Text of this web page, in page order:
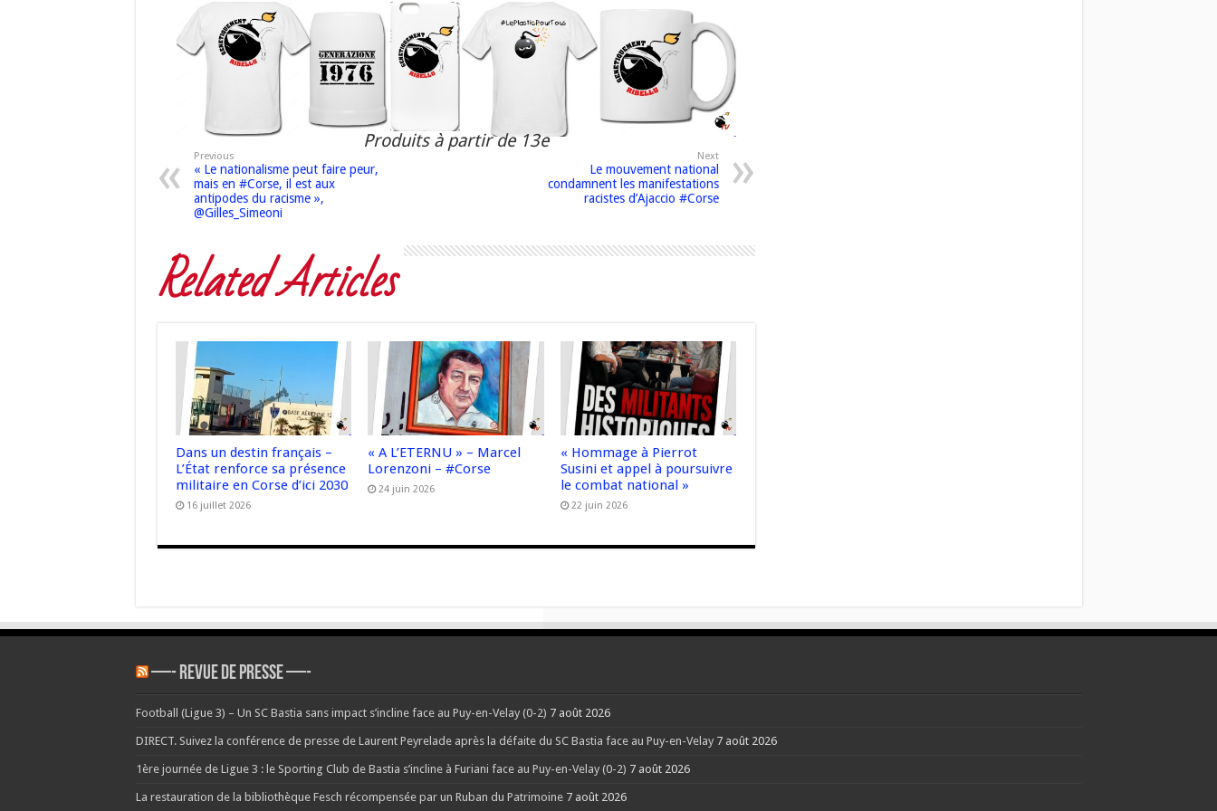
Produits à partir de 13e
Previous
« Le nationalisme peut faire peur,
mais en #Corse, il est aux
antipodes du racisme »,
@Gilles_Simeoni
Next
Le mouvement national
condamnent les manifestations
racistes d’Ajaccio #Corse
Related Articles
Dans un destin français –
L’État renforce sa présence
militaire en Corse d’ici 2030
16 juillet 2026
« A L’ETERNU » – Marcel
Lorenzoni – #Corse
24 juin 2026
« Hommage à Pierrot
Susini et appel à poursuivre
le combat national »
22 juin 2026
—- REVUE DE PRESSE —-
Football (Ligue 3) – Un SC Bastia sans impact s’incline face au Puy-en-Velay (0-2) 7 août 2026
DIRECT. Suivez la conférence de presse de Laurent Peyrelade après la défaite du SC Bastia face au Puy-en-Velay 7 août 2026
1ère journée de Ligue 3 : le Sporting Club de Bastia s’incline à Furiani face au Puy-en-Velay (0-2) 7 août 2026
La restauration de la bibliothèque Fesch récompensée par un Ruban du Patrimoine 7 août 2026